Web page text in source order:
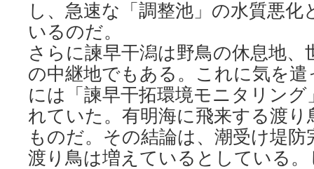
し、急速な「調整池」の水質悪化
いるのだ。
さらに諫早干潟は野鳥の休息地、
の中継地でもある。これに気を
には「諫早干拓環境モニタリン
れていた。有明海に飛来する渡
ものだ。その結論は、潮受け堤防
渡り鳥は増えているとしている